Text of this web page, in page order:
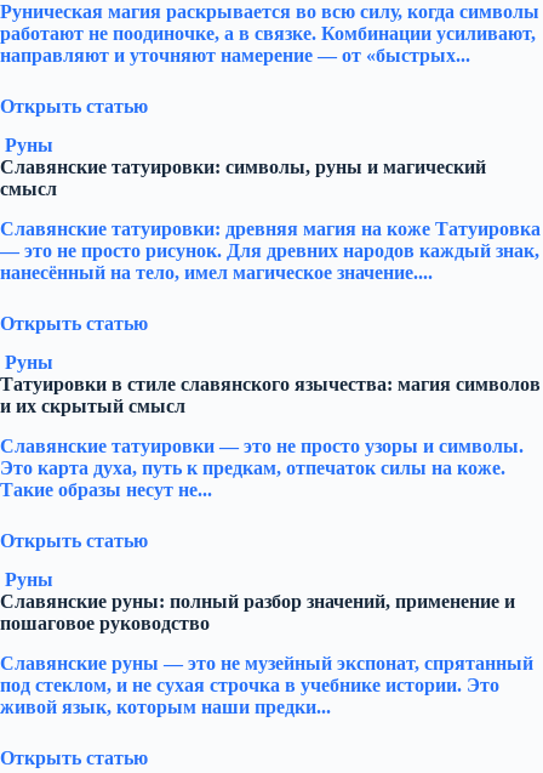
Руническая магия раскрывается во всю силу, когда символы
работают не поодиночке, а в связке. Комбинации усиливают,
направляют и уточняют намерение — от «быстрых...
Открыть статью
Руны
Славянские татуировки: символы, руны и магический
смысл
Славянские татуировки: древняя магия на коже Татуировка
— это не просто рисунок. Для древних народов каждый знак,
нанесённый на тело, имел магическое значение....
Открыть статью
Руны
Татуировки в стиле славянского язычества: магия символов
и их скрытый смысл
Славянские татуировки — это не просто узоры и символы.
Это карта духа, путь к предкам, отпечаток силы на коже.
Такие образы несут не...
Открыть статью
Руны
Славянские руны: полный разбор значений, применение и
пошаговое руководство
Славянские руны — это не музейный экспонат, спрятанный
под стеклом, и не сухая строчка в учебнике истории. Это
живой язык, которым наши предки...
Открыть статью